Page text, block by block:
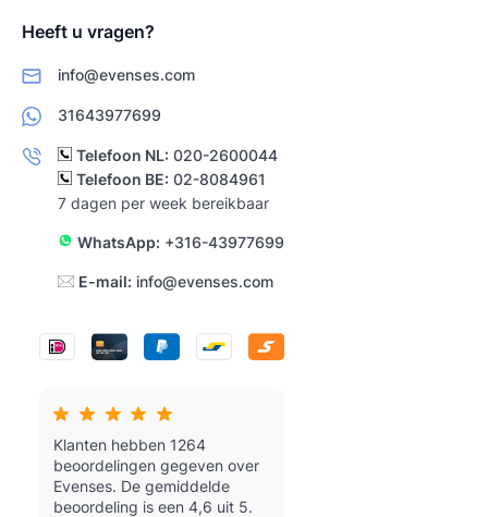
Heeft u vragen?
info@evenses.com
31643977699
Telefoon NL: 020-2600044
Telefoon BE: 02-8084961
7 dagen per week bereikbaar
WhatsApp: +316-43977699
E-mail: info@evenses.com
Klanten hebben 1264
beoordelingen gegeven over
Evenses. De gemiddelde
beoordeling is een 4,6 uit 5.